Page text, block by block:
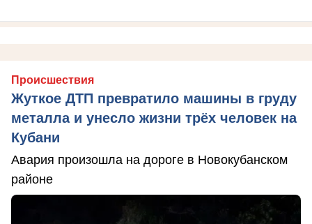
Происшествия
Жуткое ДТП превратило машины в груду
металла и унесло жизни трёх человек на
Кубани
Авария произошла на дороге в Новокубанском
районе